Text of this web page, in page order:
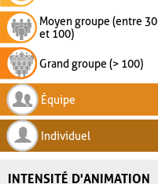
Moyen groupe (entre 30
et 100)
Grand groupe (> 100)
Équipe
Individuel
INTENSITÉ D'ANIMATION